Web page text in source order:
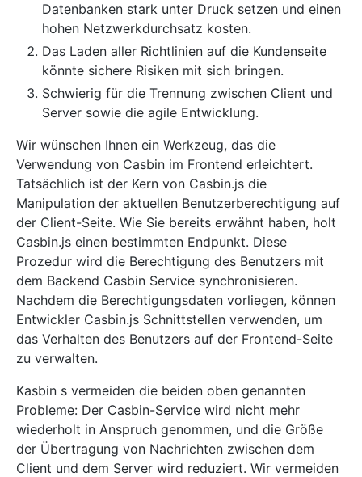
Datenbanken stark unter Druck setzen und einen
hohen Netzwerkdurchsatz kosten.
Das Laden aller Richtlinien auf die Kundenseite
könnte sichere Risiken mit sich bringen.
Schwierig für die Trennung zwischen Client und
Server sowie die agile Entwicklung.
Wir wünschen Ihnen ein Werkzeug, das die
Verwendung von Casbin im Frontend erleichtert.
Tatsächlich ist der Kern von Casbin.js die
Manipulation der aktuellen Benutzerberechtigung auf
der Client-Seite. Wie Sie bereits erwähnt haben, holt
Casbin.js einen bestimmten Endpunkt. Diese
Prozedur wird die Berechtigung des Benutzers mit
dem Backend Casbin Service synchronisieren.
Nachdem die Berechtigungsdaten vorliegen, können
Entwickler Casbin.js Schnittstellen verwenden, um
das Verhalten des Benutzers auf der Frontend-Seite
zu verwalten.
Kasbin s vermeiden die beiden oben genannten
Probleme: Der Casbin-Service wird nicht mehr
wiederholt in Anspruch genommen, und die Größe
der Übertragung von Nachrichten zwischen dem
Client und dem Server wird reduziert. Wir vermeiden